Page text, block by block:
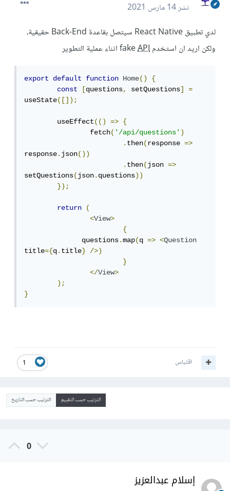
نشر14 مارس 2021
لدي تطبيق React Native سيتصل بقاعدة Back-End حقيقية،
ولكن اريد ان استخدم fakeAPI اثناء عملية التطوير
export default function Home()
{
const
[questions, setQuestions]
=
useState([]);
	useEffect
(() =>
{
		fetch
('/api/questions')
.then(response =>
response.json())
.then(json =>
setQuestions(json.questions))
});
return
(
<View>
{
              questions
.map(q => <Question
title={q.title}
/>)
}
</View>
);
}
1 اقتباس
الترتيب حسب التقييم الترتيب حسب التاريخ
0
إسلام عبدالعزيز